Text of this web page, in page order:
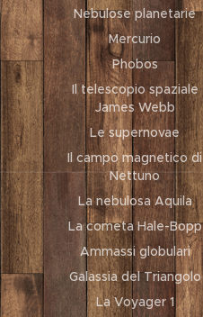
Nebulose planetarie
Mercurio
Phobos
Il telescopio spaziale
James Webb
Le supernovae
Il campo magnetico di
Nettuno
La nebulosa Aquila
La cometa Hale-Bopp
Ammassi globulari
Galassia del Triangolo
La Voyager 1